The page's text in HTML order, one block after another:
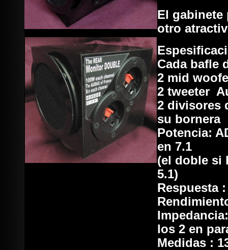
El gabinete
otro
Cada bafle
2 mid
2 tweeter
2 divisores
su bornera
Potencia:
en 7.1
(el doble si
5.1)
Respuesta
los 2 en
Medidas :